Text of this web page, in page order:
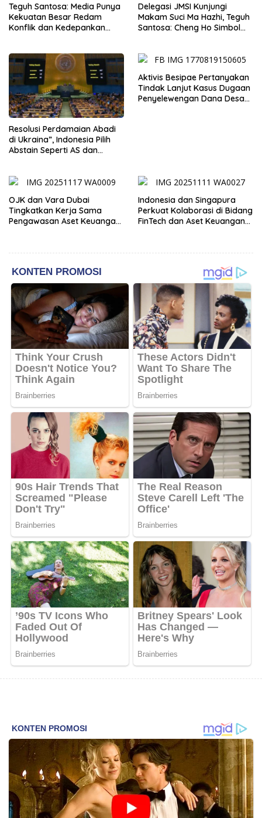
Teguh Santosa: Media Punya
Kekuatan Besar Redam
Konflik dan Kedepankan
Delegasi JMSI Kunjungi
Makam Suci Ma Hazhi, Teguh
Santosa: Cheng Ho Simbol
Resolusi Perdamaian Abadi
di Ukraina”, Indonesia Pilih
Abstain Seperti AS dan
Aktivis Besipae Pertanyakan
Tindak Lanjut Kasus Dugaan
Penyelewengan Dana Desa
OJK dan Vara Dubai
Tingkatkan Kerja Sama
Pengawasan Aset Keuangan
Indonesia dan Singapura
Perkuat Kolaborasi di Bidang
FinTech dan Aset Keuangan